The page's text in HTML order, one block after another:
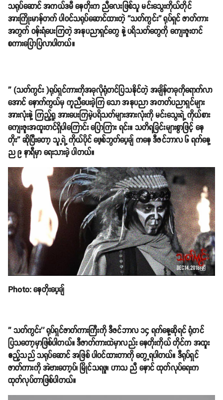
သရုပ်ဆောင် အကယ်ဒမီ နေတိုးက ညီလေးဖြစ်သူ မင်းသွေးကိုယ်တိုင်
အားကြိုးမာန်တက် ပါဝင်သရုပ်ဆောင်ထားတဲ့ ''သတ်ကွင်း'' ရုပ်ရှင် ဇာတ်ကား
အတွက် ဝန်းရံပေးကြတဲ့ အနုပညာရှင်တွေ နဲ့ ပရိသတ်တွေကို ကျေးဇူးတင်
စကားပြောပြလာပါတယ်။
'' (သတ်ကွင်း )ရုပ်ရှင်ကားကိုအခုလိုရုံတင်ပြသနိုင်တဲ့ အချိန်တခုကိုရောက်လာ
အောင် နောက်ကွယ်မှ ကူညီပေးခဲ့ကြ သော အနုပညာ အတတ်ပညာရှင်များ
အားလုံးနဲ့ ကြည့်ရှု အားပေးကြမဲ့ပရိသတ်များအားလုံးကို မင်းသွေးရဲ့ ကိုယ်စား
ကျေးဇူးအထူးတင်ရှိပါကြောင်း ပြောကြား ရင်း။ သတိရခြင်းများစွာဖြင့် နေ
တိုး'' ဆိုပြီးတော့ သူ့ရဲ့ ကိုယ်ပိုင် ဖေ့စ်ဘွတ်ပေ့ချ် ကနေ ဒီဇင်ဘာလ ၆ ရက်နေ့
ည ၉ နာရီမှာ ရေးသားခဲ့ ပါတယ်။
Photo: နေတိုးပေ့ချ်
'' သတ်ကွင်း'' ရုပ်ရှင်ဇာတ်ကားကြီးကို ဒီဇင်ဘာလ ၁၄ ရက်နေ့ဆိုရင် ရုံတင်
ပြသတော့မှာဖြစ်ပါတယ်။ ဒီဇာတ်ကားထဲမှာလည်း နေတိုးကိုယ် တိုင်က အထူး
ဧည့်သည် သရုပ်ဆောင် အဖြစ် ပါဝင်ထားတာကို တွေ့ရပါတယ်။ ဒီရုပ်ရှင်
ဇာတ်ကားကို အဲဗားတော့ပ်၊ မြိုင်သရဖူ၊ ဟာသ ညီ နောင် ထုတ်လုပ်ရေးက
ထုတ်လုပ်တာဖြစ်ပါတယ်။